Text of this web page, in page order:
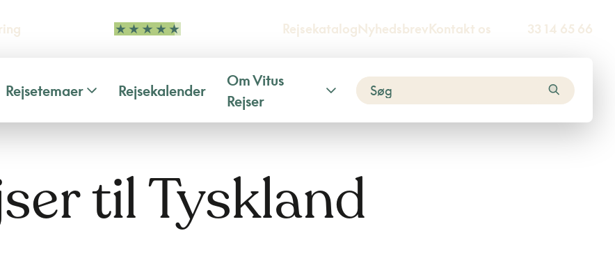
RejsekatalogNyhedsbrevKontakt os 33 14 65 66
Rejsetemaer Rejsekalender
Om Vitus
Rejser
til Tyskland